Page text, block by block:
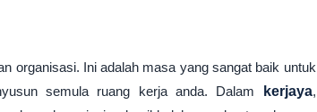
organisasi. Ini adalah masa yang sangat baik untuk
semula ruang kerja anda. Dalam
kerjaya,